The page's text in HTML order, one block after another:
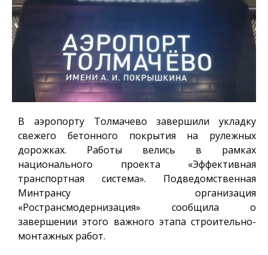
В аэропорту Толмачево завершили укладку
свежего бетонного покрытия на рулежных
дорожках. Работы велись в рамках
национального проекта «Эффективная
транспортная система». Подведомственная
Минтрансу организация
«Ространсмодернизация» сообщила о
завершении этого важного этапа строительно-
монтажных работ.